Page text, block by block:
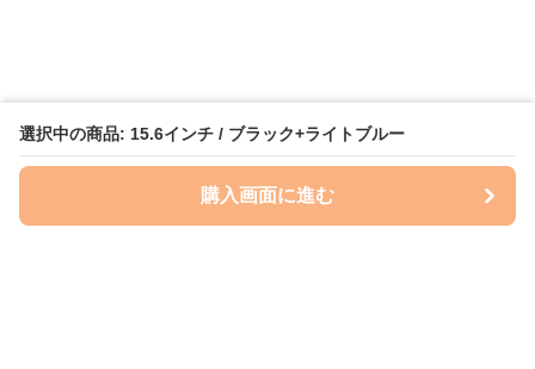
選択中の商品: 15.6インチ / ブラック+ライトブルー
購入画面に進む